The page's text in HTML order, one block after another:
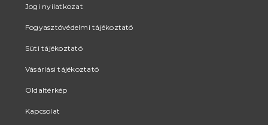
Jogi nyilatkozat
Fogyasztóvédelmi tájékoztató
Süti tájékoztató
Vásárlási tájékoztató
Oldaltérkép
Kapcsolat